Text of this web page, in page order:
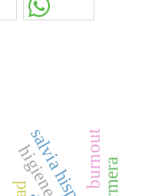
burnout